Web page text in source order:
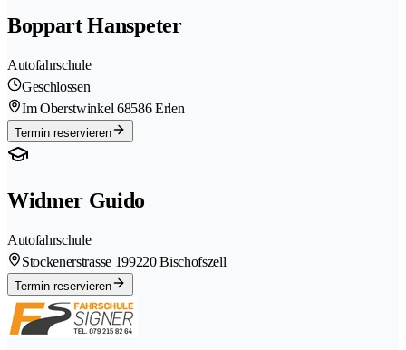
Boppart Hanspeter
Autofahrschule
Geschlossen
Im Oberstwinkel 68586 Erlen
Termin reservieren
Widmer Guido
Autofahrschule
Stockenerstrasse 199220 Bischofszell
Termin reservieren